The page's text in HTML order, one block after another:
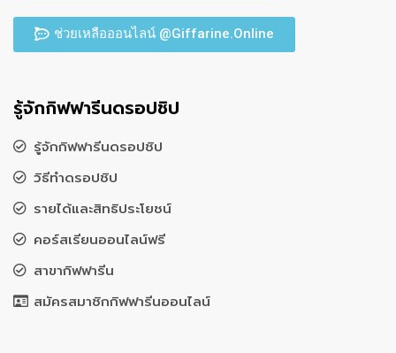
ช่วยเหลือออนไลน์ @Giffarine.Online
รู้จักกิฟฟารีนดรอปชิป
รู้จักกิฟฟารีนดรอปชิป
วิธีทำดรอปชิป
รายได้และสิทธิประโยชน์
คอร์สเรียนออนไลน์ฟรี
สาขากิฟฟารีน
สมัครสมาชิกกิฟฟารีนออนไลน์